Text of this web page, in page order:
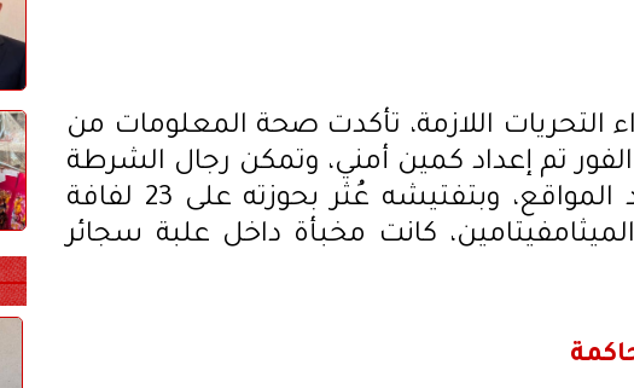
التحريات اللازمة، تأكدت صحة المعلومات من
تم إعداد كمين أمني، وتمكن رجال الشرطة
من ضبط المتهم أمام أحد المواقع، وبتفتيشه عُثر بحوزته على 23 لفافة
كانت مخبأة داخل علبة سجائر